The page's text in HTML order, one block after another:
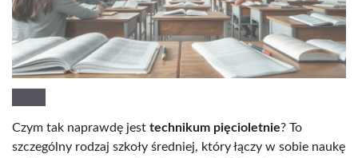
Czym tak naprawdę jest technikum pięcioletnie? To
szczególny rodzaj szkoły średniej, który łączy w sobie naukę